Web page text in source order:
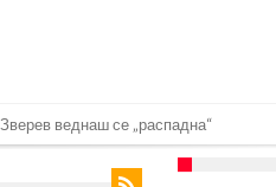
веднаш се „распадна“